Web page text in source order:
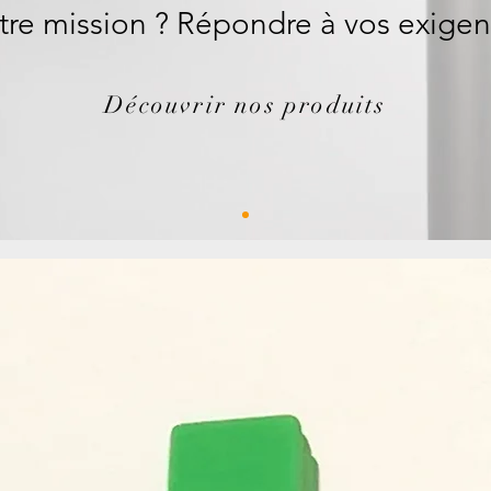
mission ? Répondre à vos
Découvrir nos produits